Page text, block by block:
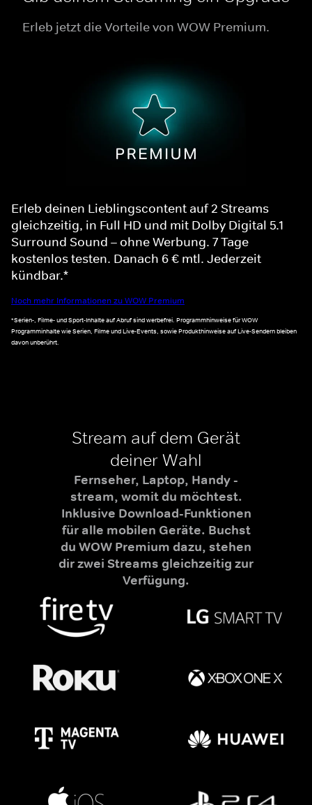
Erleb jetzt die Vorteile von WOW Premium.
Erleb deinen Lieblingscontent auf 2 Streams
gleichzeitig, in Full HD und mit Dolby Digital 5.1
Surround Sound – ohne Werbung. 7 Tage
kostenlos testen. Danach 6 € mtl. Jederzeit
kündbar.*
Noch mehr Informationen zu WOW Premium
*Serien-, Filme- und Sport-Inhalte auf Abruf sind werbefrei. Programmhinweise für WOW
Programminhalte wie Serien, Filme und Live-Events, sowie Produkthinweise auf Live-Sendern bleiben
davon unberührt.
Stream auf dem Gerät
deiner Wahl
Fernseher, Laptop, Handy -
stream, womit du möchtest.
Inklusive Download-Funktionen
für alle mobilen Geräte. Buchst
du WOW Premium dazu, stehen
dir zwei Streams gleichzeitig zur
Verfügung.